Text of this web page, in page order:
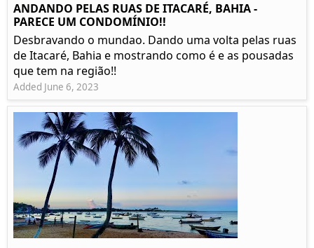
ANDANDO PELAS RUAS DE ITACARÉ, BAHIA -
PARECE UM CONDOMÍNIO!!
Desbravando o mundao. Dando uma volta pelas ruas
de Itacaré, Bahia e mostrando como é e as pousadas
que tem na região!!
Added June 6, 2023